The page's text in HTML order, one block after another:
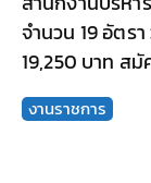
จำนวน 19 อัตร
19,250 บาท ส
งานราชการ